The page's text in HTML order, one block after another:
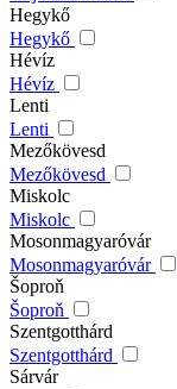
Hegykő
Hegykő
Hévíz
Hévíz
Lenti
Lenti
Mezőkövesd
Mezőkövesd
Miskolc
Miskolc
Mosonmagyaróvár
Mosonmagyaróvár
Šoproň
Šoproň
Szentgotthárd
Szentgotthárd
Sárvár